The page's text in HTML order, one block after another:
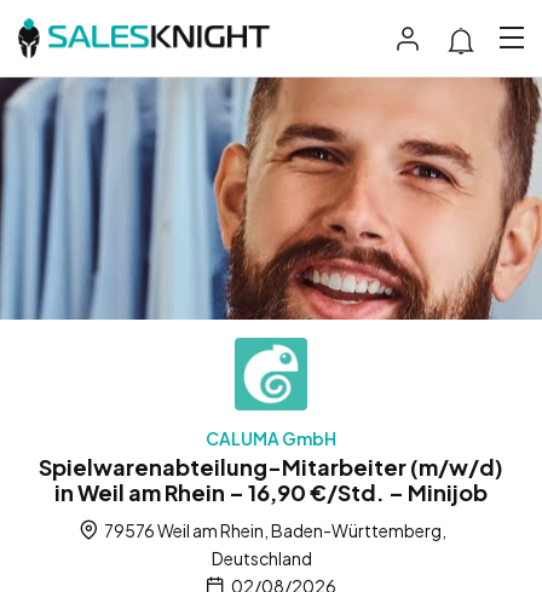
CALUMA GmbH
Spielwarenabteilung-Mitarbeiter (m/w/d)
in Weil am Rhein – 16,90 €/Std. – Minijob
79576 Weil am Rhein, Baden-Württemberg,
Deutschland
02/08/2026